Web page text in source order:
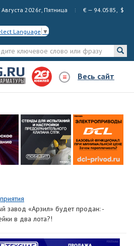
Августа 2026г, Пятница € — 94.0585, $
Language ▼
Весь сайт
завод «Арзил» будет продан: -
в два лота?!